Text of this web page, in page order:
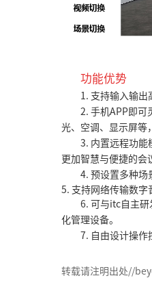
功能优势
1. 支持输入输
2. 手机APP即可
光、空调、显示屏等
3. 内置远程功能
更加智慧与便捷的会
4. 预设置多种场
5. 支持网络传输数
6. 可与itc自主
化管理设备。
7. 自由设计操作
转载请注明出处//